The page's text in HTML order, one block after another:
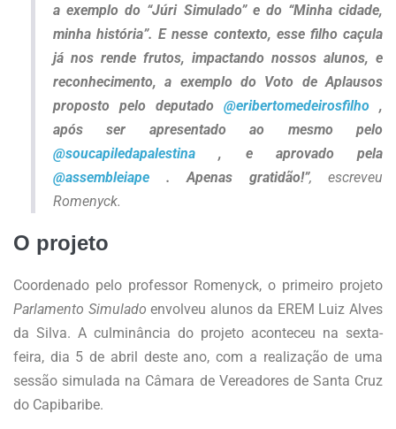
a exemplo do “Júri Simulado” e do “Minha cidade,
minha história”. E nesse contexto, esse filho caçula
já nos rende frutos, impactando nossos alunos, e
reconhecimento, a exemplo do Voto de Aplausos
proposto pelo deputado @eribertomedeirosfilho ,
após ser apresentado ao mesmo pelo
@soucapiledapalestina , e aprovado pela
@assembleiape . Apenas gratidão!”, escreveu
Romenyck.
O projeto
Coordenado pelo professor Romenyck, o primeiro projeto
Parlamento Simulado envolveu alunos da EREM Luiz Alves
da Silva. A culminância do projeto aconteceu na sexta-
feira, dia 5 de abril deste ano, com a realização de uma
sessão simulada na Câmara de Vereadores de Santa Cruz
do Capibaribe.